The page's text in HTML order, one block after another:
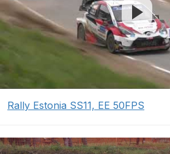
Rally Estonia SS11, EE 50FPS